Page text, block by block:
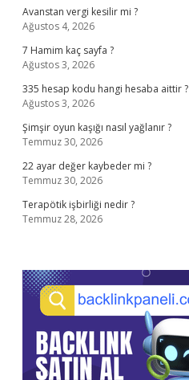
Avanstan vergi kesilir mi ?
Ağustos 4, 2026
7 Hamim kaç sayfa ?
Ağustos 3, 2026
335 hesap kodu hangi hesaba aittir ?
Ağustos 3, 2026
Şimşir oyun kaşığı nasıl yağlanır ?
Temmuz 30, 2026
22 ayar değer kaybeder mi ?
Temmuz 30, 2026
Terapötik işbirliği nedir ?
Temmuz 28, 2026